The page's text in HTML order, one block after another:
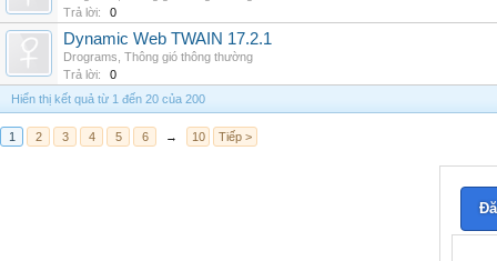
Trả lời:
0
Dynamic Web TWAIN 17.2.1
Drograms Thông gió thông thường
Trả lời:
0
Hiển thị kết quả từ 1 đến 20 của 200
1 2 3 4 5 6 → 10 Tiếp >